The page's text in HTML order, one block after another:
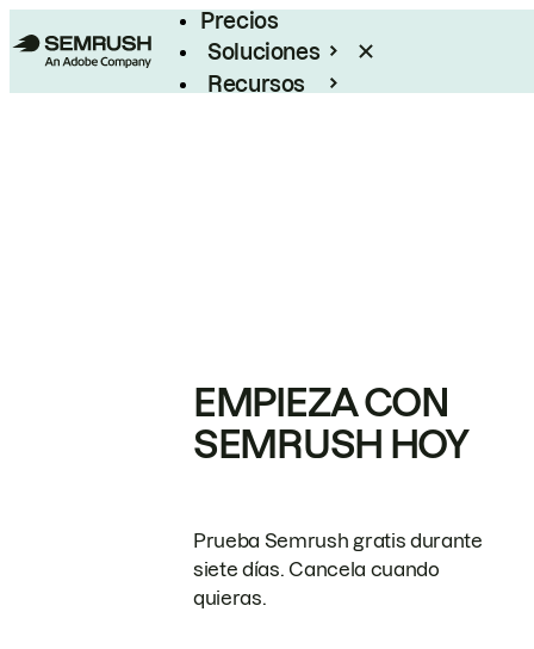
Precios
Soluciones
Recursos
EMPIEZA CON
SEMRUSH HOY
Prueba Semrush gratis durante
siete días. Cancela cuando
quieras.